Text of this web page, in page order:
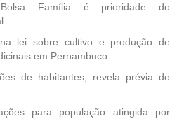
Bolsa Família é prioridade do
lei sobre cultivo e produção de
em Pernambuco
de habitantes, revela prévia do
para população atingida por